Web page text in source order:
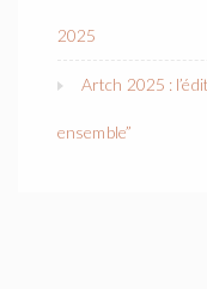
2025
Artch 2025 :
ensemble”